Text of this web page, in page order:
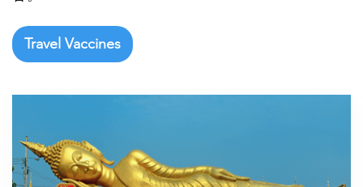
Travel Vaccines